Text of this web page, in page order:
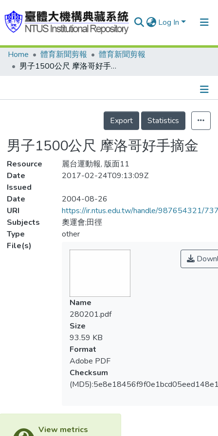
Log In
Communities & Collections
Statistics
Home 體育新聞剪報
體育新聞剪報
男子1500公尺 摩洛哥好手摘金
Details
Export
Statistics
男子1500公尺 摩洛哥好手摘金
Resource
麗台運動報, 版面11
Date
Issued
2017-02-24T09:13:09Z
Date
2004-08-26
URI
https://ir.ntus.edu.tw/handle/987654321/
Subjects
奧運會;田徑
Type
other
File(s)
Name
280201.pdf
Size
93.59 KB
Format
Adobe PDF
Checksum
View metrics